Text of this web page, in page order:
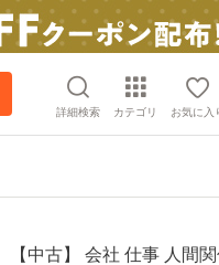
詳細検索 カテゴリ お気に入
【中古】 会社 仕事 人間